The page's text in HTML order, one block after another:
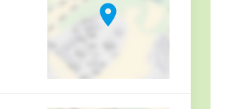
location_on